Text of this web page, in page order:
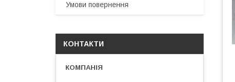
Умови повернення
КОНТАКТИ